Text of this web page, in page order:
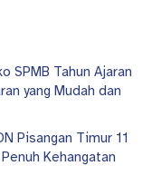
SPMB Tahun Ajaran
yang Mudah dan
Pisangan Timur 11
Kehangatan